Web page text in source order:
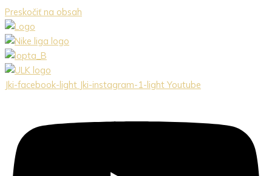
Preskočiť na obsah
Jki-facebook-light Jki-instagram-1-light Youtube